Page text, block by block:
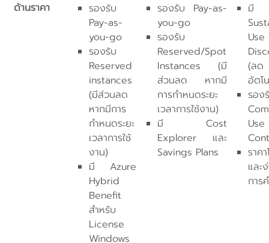
ด้านราคา
รองรับ
Pay-as-
you-go
รองรับ
Reserved
instances
(มีส่วนลด
หากมีการ
กำหนดระยะ
เวลาการใช้
งาน)
มี Azure
Hybrid
Benefit
สำหรับ
License
Windows
รองรับ Pay-as-
you-go
รองรับ
Reserved/Spot
Instances (มี
ส่วนลด หากมี
การกำหนดระยะ
เวลาการใช้งาน)
มี Cost
Explorer และ
Savings Plans
มี
Use
(ลด
อัตโ
รอง
Use
ราค
และ
การ